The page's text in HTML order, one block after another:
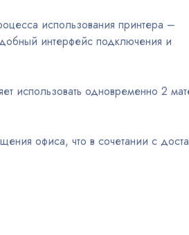
использования принтера –
интерфейс подключения и
использовать одновременно 2
офиса, что в сочетании с